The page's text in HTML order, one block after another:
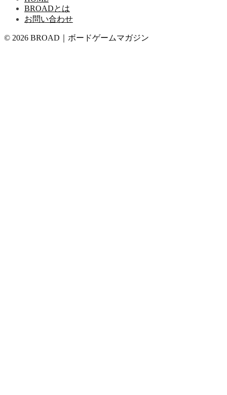
BROADとは
お問い合わせ
© 2026 BROAD｜ボードゲームマガジン